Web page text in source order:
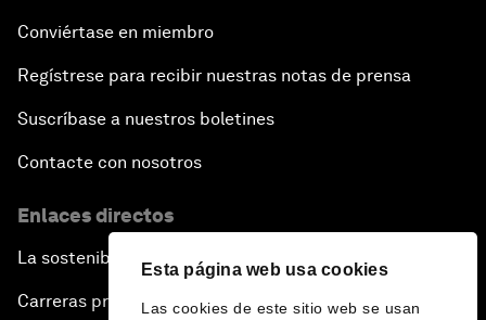
Esta página web usa cookies
Las cookies de este sitio web se usan
Conviértase en miembro
Regístrese para recibir nuestras notas de prensa
Suscríbase a nuestros boletines
Contacte con nosotros
Enlaces directos
La sostenibilidad en el Foro
Carreras profesionales